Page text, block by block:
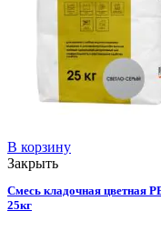
В корзину
Закрыть
Смесь кладочная цветная
25кг